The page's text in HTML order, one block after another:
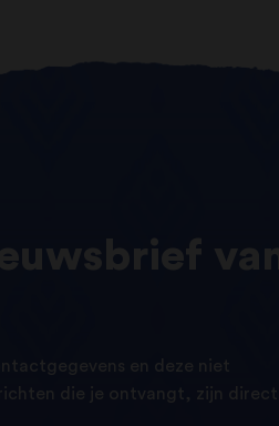
van
en deze niet
die je ontvangt, zijn direct